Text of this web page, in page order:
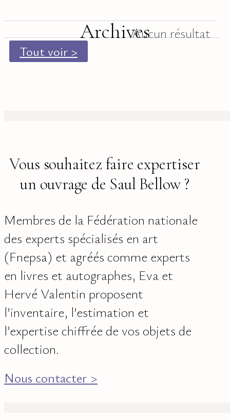
ArchivesAucun résultat
Tout voir >
Vous souhaitez faire expertiser
un ouvrage de Saul Bellow ?
Membres de la Fédération nationale
des experts spécialisés en art
(Fnepsa) et agréés comme experts
en livres et autographes, Eva et
Hervé Valentin proposent
l’inventaire, l’estimation et
l’expertise chiffrée de vos objets de
collection.
Nous contacter >